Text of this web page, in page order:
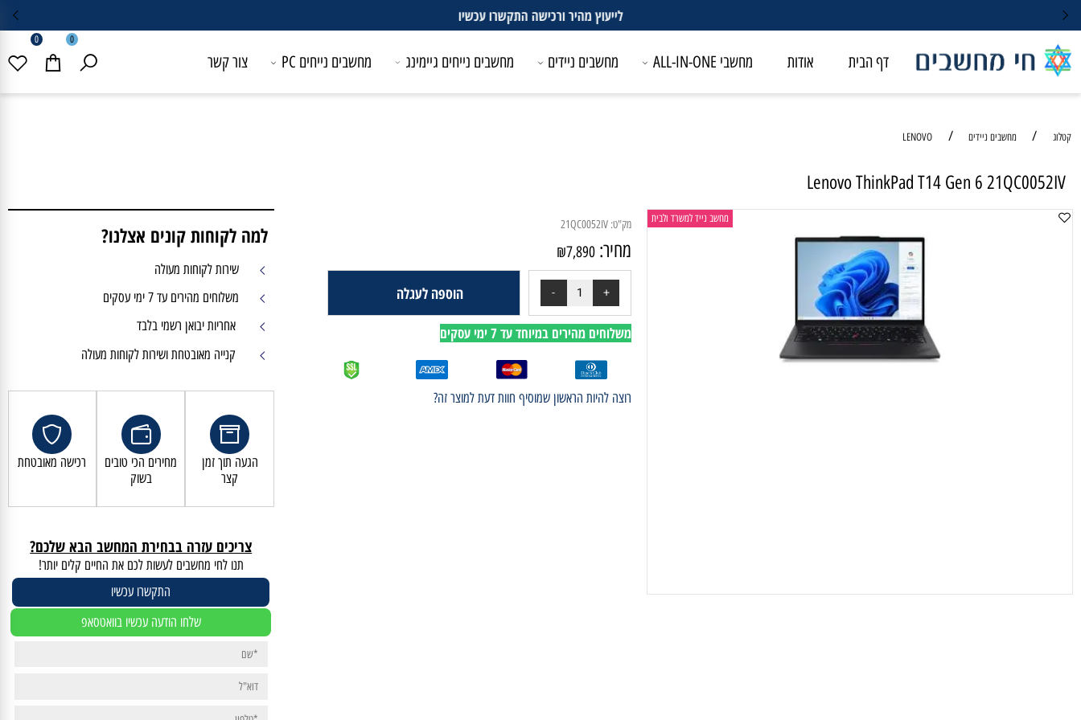
0 0
דף הבית מחשבי ALL-IN-ONE מחשבים ניידים מחשבים נייחים גיימינג מחשבים נייחים PC צור קשר
מחשבים ניידים /
LENOVO
Lenovo ThinkPad T14 Gen 6
מחשב נייד למשרד ולבית 21QC0052IV
מחיר: ₪7,890
הוספה לעגלה
משלוחים מהירים במיוחד עד 7 ימי עסקים
למה לקוחות קונים אצלנו?
שירות לקוחות מעולה
אחריות יבואן רשמי בלבד
הגעה תוך זמן מחירים הכי טובים
צריכים עזרה בבחירת המחשב הבא שלכם?
תנו לחי מחשבים לעשות לכם את החיים קלים יותר!
התקשרו עכשיו